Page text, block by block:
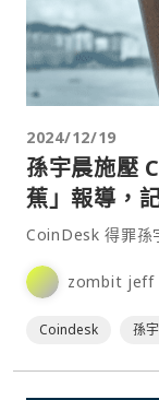
2024/12/19
孫宇晨施壓
蕉」報導，
zombit jeff
Coindesk 孫